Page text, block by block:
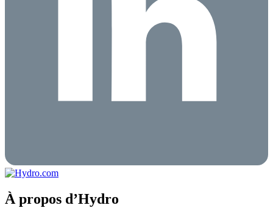
À propos d’Hydro